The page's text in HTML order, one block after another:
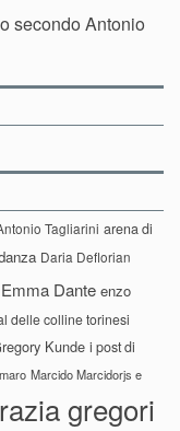
secondo Antonio
Tagliarini arena di
Daria Deflorian
Emma Dante enzo
delle colline torinesi
Kunde i post di
Marcido Marcidorjs e
gregori